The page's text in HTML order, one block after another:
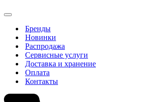
Бренды
Новинки
Распродажа
Сервисные услуги
Доставка и хранение
Оплата
Контакты